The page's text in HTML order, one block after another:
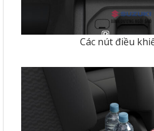
Các nút điều